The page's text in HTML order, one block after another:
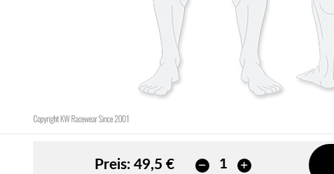
Preis: 49,5 €